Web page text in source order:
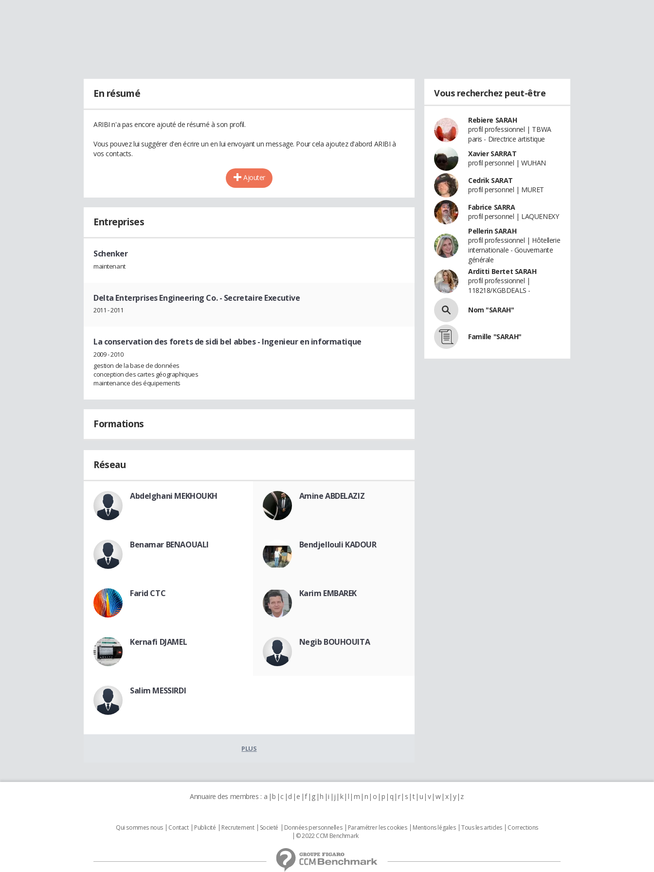
En résumé
ARIBI n'a pas encore ajouté de résumé à son profil.
Vous pouvez lui suggérer d'en écrire un en lui envoyant un message. Pour cela ajoutez d'abord ARIBI à
vos contacts.
Ajouter
Entreprises
Schenker
maintenant
Delta Enterprises Engineering Co.- Secretaire Executive
2011 - 2011
La conservation des forets de sidi bel abbes- Ingenieur en informatique
2009 - 2010
gestion de la base de données
conception des cartes géographiques
maintenance des équipements
Formations
Réseau
Abdelghani MEKHOUKH Amine ABDELAZIZ
Benamar BENAOUALI Bendjellouli KADOUR
Farid CTC Karim EMBAREK
Kernafi DJAMEL Negib BOUHOUITA
Salim MESSIRDI
PLUS
Vous recherchez peut-être
Rebiere SARAH
profil professionnel | TBWA
paris - Directrice artistique
Xavier SARRAT
profil personnel | WUHAN
Cedrik SARAT
profil personnel | MURET
Fabrice SARRA
profil personnel | LAQUENEXY
Pellerin SARAH
profil professionnel | Hôtellerie
internationale - Gouvernante
générale
Arditti Bertet SARAH
profil professionnel |
118218/KGBDEALS -
Nom "SARAH"
Famille "SARAH"
Annuaire des membres : a b c d e f g h i j k l m n o p q r s t u v w x y z
Qui sommes nous Contact Publicité Recrutement Societé Données personnelles Paramétrer les cookies Mentions légales Tous les articles
Corrections
© 2022 CCM Benchmark